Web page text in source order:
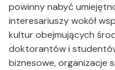
powinny nabyć
interesariuszy wokół
kultur obejmujących
doktorantów i
biznesowe, organizacje